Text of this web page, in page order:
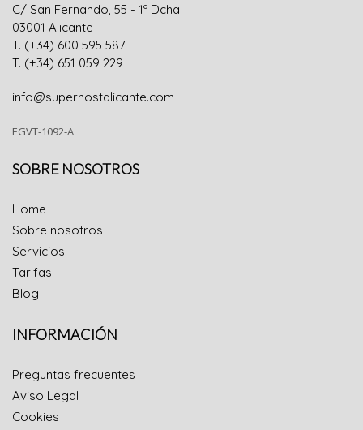
C/ San Fernando, 55 - 1º Dcha.
03001 Alicante
T. (+34) 600 595 587
T. (+34) 651 059 229
info@superhostalicante.com
EGVT-1092-A
SOBRE NOSOTROS
Home
Sobre nosotros
Servicios
Tarifas
Blog
INFORMACIÓN
Preguntas frecuentes
Aviso Legal
Cookies